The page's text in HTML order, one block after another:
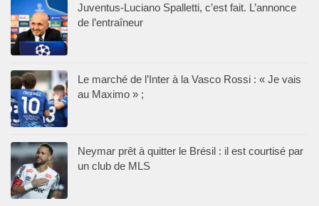
Juventus-Luciano Spalletti, c’est fait. L’annonce
de l’entraîneur
Le marché de l’Inter à la Vasco Rossi : « Je vais
au Maximo » ;
Neymar prêt à quitter le Brésil : il est courtisé par
un club de MLS